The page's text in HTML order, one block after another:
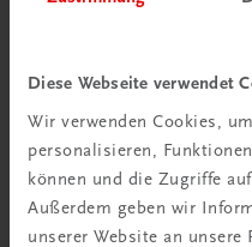
Diese Webseite verwendet
Wir verwenden Cookies,
personalisieren,
können und die Zugriffe
Außerdem geben wir
unserer Website an